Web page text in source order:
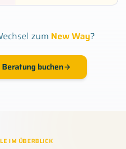
zum New Way?
buchen
IM ÜBERBLICK